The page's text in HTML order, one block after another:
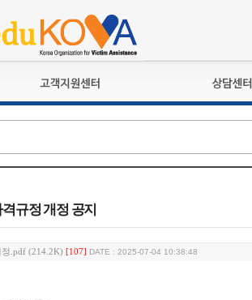
공지사항
상담접수
규정 개정 공지
.pdf (214.2K) [107] DATE : 2025-07-04 10:38:48